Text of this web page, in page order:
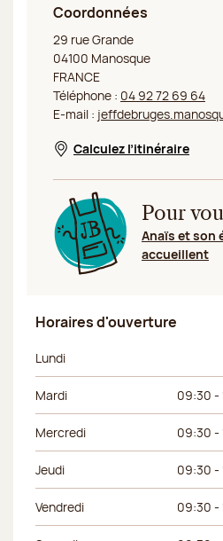
Coordonnées
Jeff de Bruges Manosque
29 rue Grande
04100 Manosque
FRANCE
Téléphone : 04 92 72 69 64
E-mail :
Nouvelle fenêtre
Calculez l’itinéraire
Pour
Anaïs et son
accueillent
Horaires d'ouverture
Jour de la semaine
Lundi
Mardi 09:30 -
Mercredi 09:30 -
Jeudi 09:30 -
Vendredi 09:30 -